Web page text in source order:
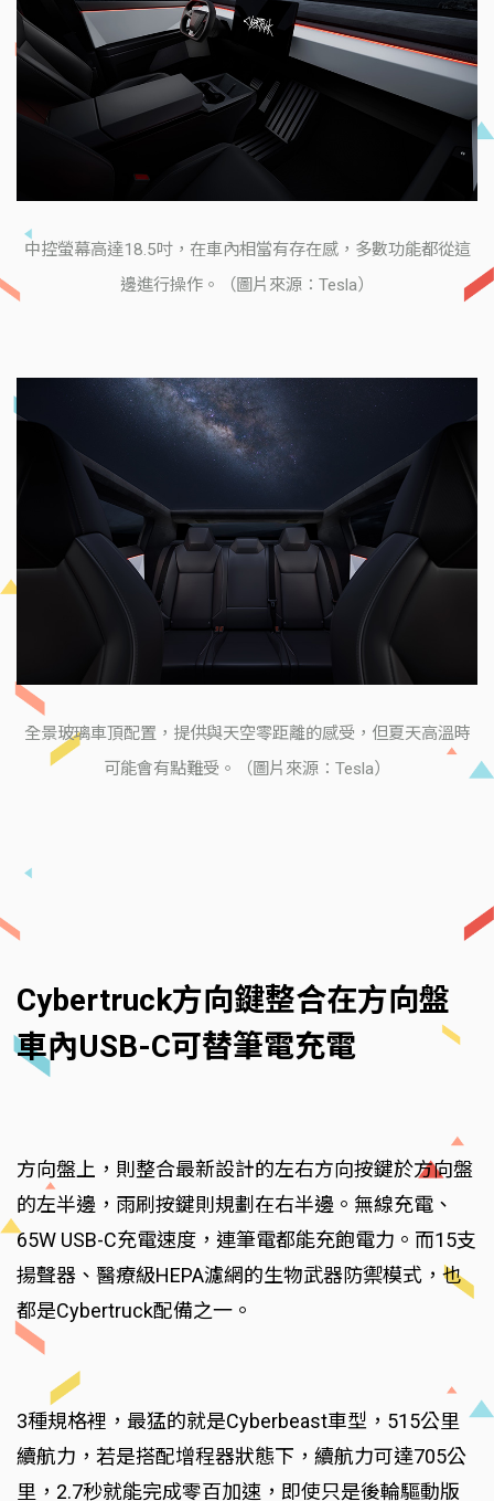
中控螢幕高達18.5吋，在車內相當有存在感，多數功能都從這
邊進行操作。（圖片來源：Tesla）
全景玻璃車頂配置，提供與天空零距離的感受，但夏天高溫時
可能會有點難受。（圖片來源：Tesla）
Cybertruck方向鍵整合在方向盤
車內USB-C可替筆電充電
方向盤上，則整合最新設計的左右方向按鍵於方向盤
的左半邊，雨刷按鍵則規劃在右半邊。無線充電、
65W USB-C充電速度，連筆電都能充飽電力。而15支
揚聲器、醫療級HEPA濾網的生物武器防禦模式，也
都是Cybertruck配備之一。
3種規格裡，最猛的就是Cyberbeast車型，515公里
續航力，若是搭配增程器狀態下，續航力可達705公
里，2.7秒就能完成零百加速，即使只是後輪驅動版